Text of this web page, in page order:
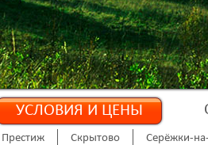
УСЛОВИЯ И ЦЕНЫ
Престиж Скрытово Серёжки-